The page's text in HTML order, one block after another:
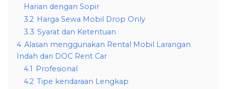
Harian dengan Sopir
3.2 Harga Sewa Mobil Drop Only
3.3 Syarat dan Ketentuan
4 Alasan menggunakan Rental Mobil Larangan
Indah dari DOC Rent Car
4.1 Profesional
4.2 Tipe kendaraan Lengkap